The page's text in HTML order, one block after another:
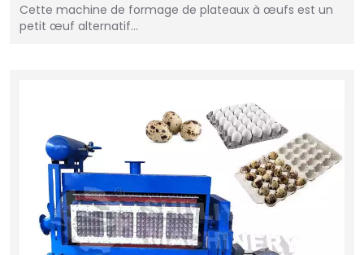
Cette machine de formage de plateaux à œufs est un
petit œuf alternatif…